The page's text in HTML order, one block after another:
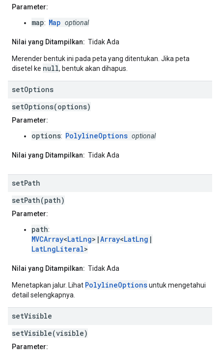
Parameter:
map: Map optional
Nilai yang Ditampilkan: Tidak Ada
Merender bentuk ini pada peta yang ditentukan. Jika peta
disetel ke null, bentuk akan dihapus.
setOptions
setOptions(options)
Parameter:
options: PolylineOptions optional
Nilai yang Ditampilkan: Tidak Ada
setPath
setPath(path)
Parameter:
path:
MVCArray<LatLng>|Array<LatLng |
LatLngLiteral>
Nilai yang Ditampilkan: Tidak Ada
Menetapkan jalur. Lihat PolylineOptionsuntuk mengetahui
detail selengkapnya.
setVisible
setVisible(visible)
Parameter: